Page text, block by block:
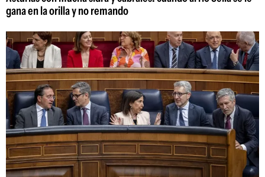
gana en la orilla y no remando